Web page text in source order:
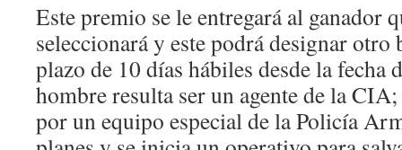
Este premio se le entregará al ganador
seleccionará y este podrá designar
plazo de 10 días hábiles desde la fecha
hombre resulta ser un agente de la
por un equipo especial de la Policía